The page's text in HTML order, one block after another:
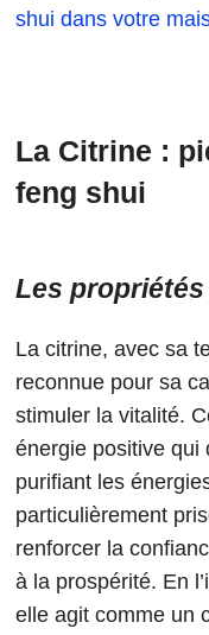
shui dans votre
La Citrine :
feng shui
Les
La citrine, avec sa
reconnue pour sa
stimuler la vitalité.
énergie positive qui
purifiant les
particulièrement
renforcer la
à la prospérité. En
elle agit comme un